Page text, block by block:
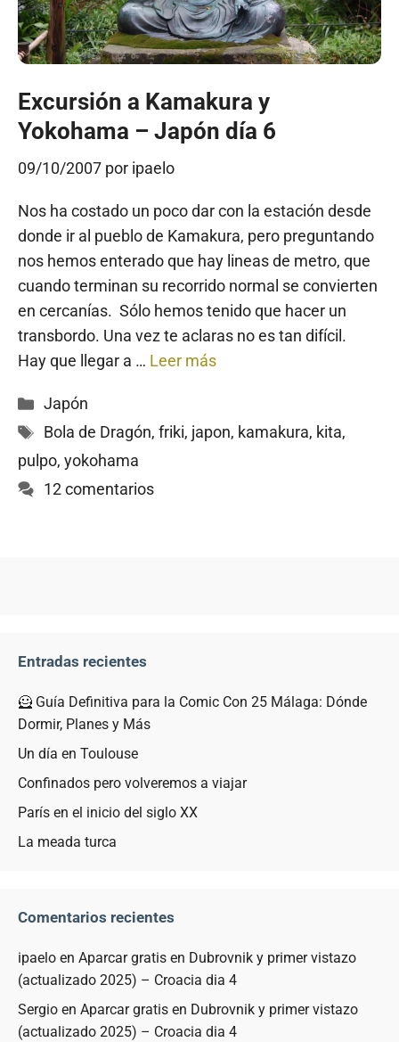
Excursión a Kamakura y
Yokohama – Japón día 6
09/10/2007 por ipaelo
Nos ha costado un poco dar con la estación desde
donde ir al pueblo de Kamakura, pero preguntando
nos hemos enterado que hay lineas de metro, que
cuando terminan su recorrido normal se convierten
en cercanías. Sólo hemos tenido que hacer un
transbordo. Una vez te aclaras no es tan difícil.
Hay que llegar a … Leer más
Categorías
Japón
Etiquetas
Bola de Dragón, friki, japon, kamakura, kita,
pulpo, yokohama
12 comentarios
Entradas recientes
🦸 Guía Definitiva para la Comic Con 25 Málaga: Dónde
Dormir, Planes y Más
Un día en Toulouse
Confinados pero volveremos a viajar
París en el inicio del siglo XX
La meada turca
Comentarios recientes
ipaelo en Aparcar gratis en Dubrovnik y primer vistazo
(actualizado 2025) – Croacia dia 4
Sergio en Aparcar gratis en Dubrovnik y primer vistazo
(actualizado 2025) – Croacia dia 4